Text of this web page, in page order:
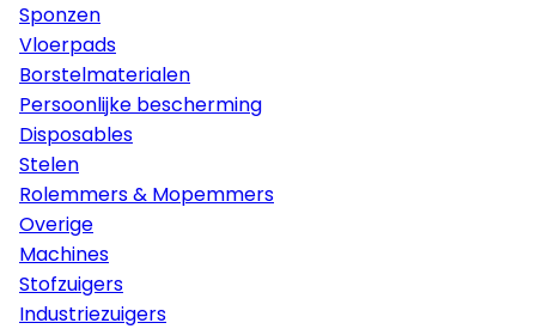
Sponzen
Vloerpads
Borstelmaterialen
Persoonlijke bescherming
Disposables
Stelen
Rolemmers & Mopemmers
Overige
Machines
Stofzuigers
Industriezuigers